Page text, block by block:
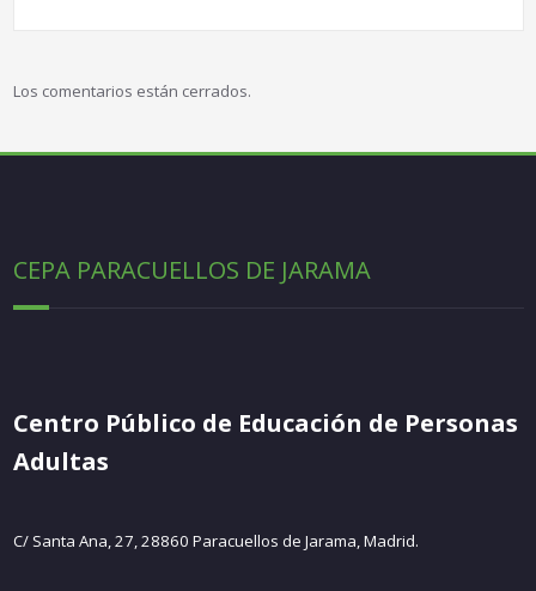
Los comentarios están cerrados.
CEPA PARACUELLOS DE JARAMA
Centro Público de Educación de Personas
Adultas
C/ Santa Ana, 27, 28860 Paracuellos de Jarama, Madrid.